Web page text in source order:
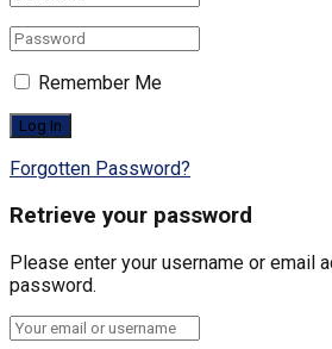
Remember Me
Forgotten Password?
Retrieve your password
Please enter your username or email
password.